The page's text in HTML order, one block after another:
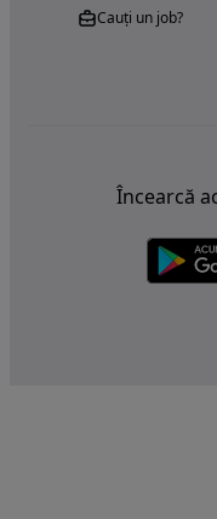
Cauți un job?
Încearcă